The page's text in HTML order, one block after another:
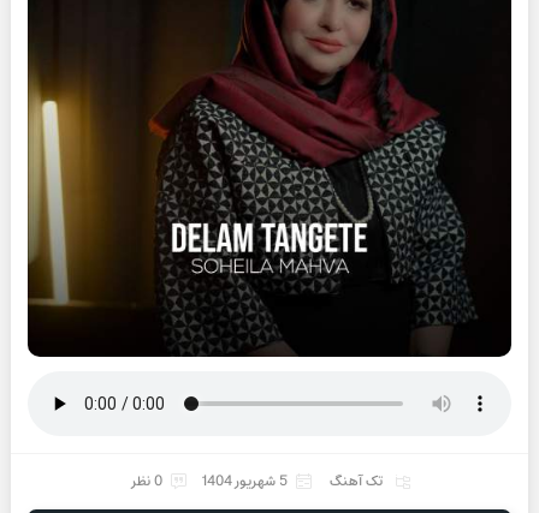
تک آهنگ 5 شهریور 1404 0 نظر